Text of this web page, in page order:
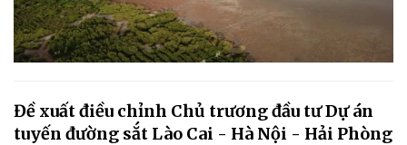
Đề xuất điều chỉnh Chủ trương đầu tư Dự án
tuyến đường sắt Lào Cai - Hà Nội - Hải Phòng